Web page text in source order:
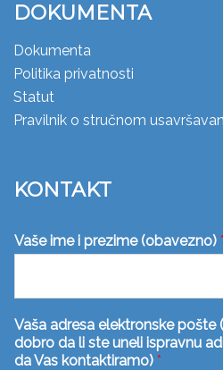
DOKUMENTA
Dokumenta
Politika privatnosti
Statut
Pravilnik o stručnom
KONTAKT
Vaše ime i prezime (obavezno) *
Vaša adresa elektronske
dobro da li ste uneli ispravnu
da Vas kontaktiramo) *